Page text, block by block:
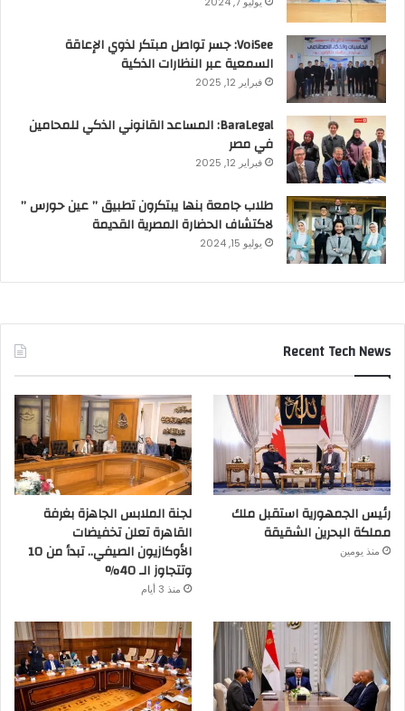
VoiSee: جسر تواصل مبتكر لذوي الإعاقة
السمعية عبر النظارات الذكية
فبراير 12, 2025
BaraLegal: المساعد القانوني الذكي للمحامين
في مصر
فبراير 12, 2025
طلاب جامعة بنها يبتكرون تطبيق ” عين حورس ”
لاكتشاف الحضارة المصرية القديمة
يوليو 15, 2024
Recent Tech News
رئيس الجمهورية استقبل ملك
مملكة البحرين الشقيقة
منذ يومين
لجنة الملابس الجاهزة بغرفة
القاهرة تعلن تخفيضات
الأوكازيون الصيفي.. تبدأ من 10
وتتجاوز الـ 40%
منذ 3 أيام